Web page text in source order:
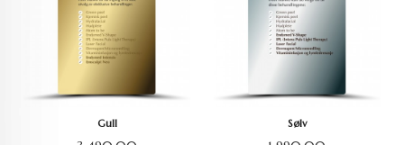
Gull Sølv